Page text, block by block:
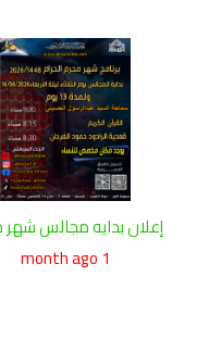
إعلان بدايه مجالس
1 month ago